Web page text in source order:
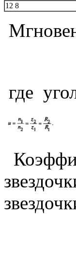
12 8
где